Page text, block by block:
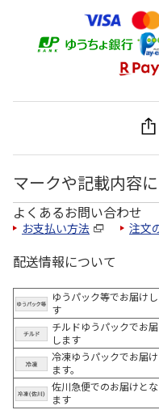
マークや記載内容
よくあるお問い合わせ
お支払い方法 注文
配送情報について
ゆうパック等でお届け
す
チルドゆうパックでお
します
冷凍ゆうパックでお届
ます。
佐川急便でのお届けとな
ます